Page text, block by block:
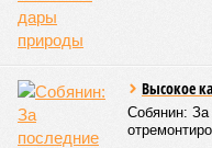
Высокое
Собянин: За